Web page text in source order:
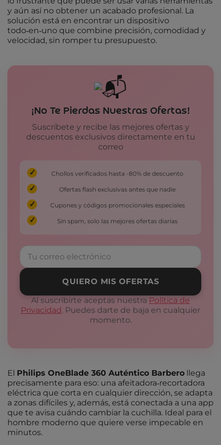
y aún así no obtener un acabado profesional. La
solución está en encontrar un dispositivo
todo‑en‑uno que combine precisión, comodidad y
velocidad, sin romper tu presupuesto.
¡No Te Pierdas Nuestras Ofertas!
Suscríbete y recibe las mejores ofertas y
descuentos exclusivos directamente en tu
correo
Chollos verificados hasta -80% de descuento
Ofertas flash exclusivas antes que nadie
Cupones y códigos promocionales especiales
Sin spam, solo las mejores ofertas diarias
QUIERO MIS OFERTAS
Al suscribirte aceptas nuestra Política de
Privacidad. Puedes darte de baja en cualquier
momento.
El Philips OneBlade 360 Auténtico Barbero llega
precisamente para eso: una afeitadora‑recortadora
eléctrica que corta en cualquier dirección, se adapta
a zonas difíciles y, además, está conectada a una app
que te avisa cuándo cambiar la cuchilla. Ideal para el
hombre moderno que quiere verse impecable en
minutos.